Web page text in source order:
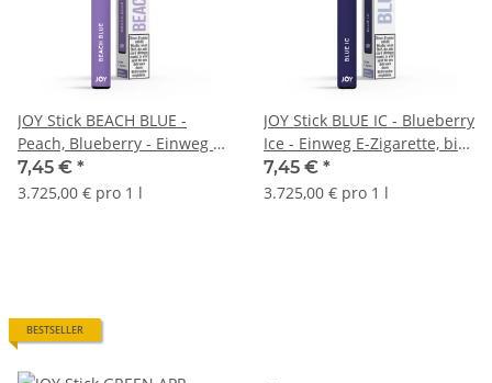
JOY Stick BEACH BLUE -
Peach, Blueberry - Einweg E-
Zigarette, bis 600 Züge
7,45 € *
3.725,00 € pro 1 l
JOY Stick BLUE IC - Blueberry
Ice - Einweg E-Zigarette, bis
600 Züge
7,45 € *
3.725,00 € pro 1 l
BESTSELLER